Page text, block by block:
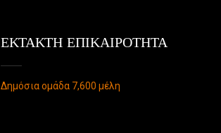
ΕΚΤΑΚΤΗ ΕΠΙΚΑΙΡΟΤΗΤΑ
Δημόσια ομάδα 7,600 μέλη